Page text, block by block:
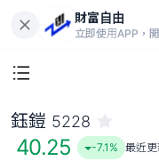
財富自由
立即使用APP，
鈺鎧 5228
40.25 -7.1% 最近更